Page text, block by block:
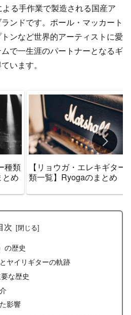
る手作業で製造される国産ア
ンドです。ポール・マッカート
ンなど世界的アーティストに愛
で一生涯のパートナーとなるギ
います。
種類
め
【リョウガ・エレキギター
類一覧】Ryogaのまとめ
次
の歴史
ヤイリギターの軌跡
な歴史
影響